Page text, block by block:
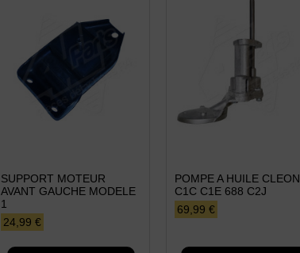
SUPPORT MOTEUR
AVANT GAUCHE MODELE
1
24,99 €
POMPE A HUILE CLEON
C1C C1E 688 C2J
69,99 €